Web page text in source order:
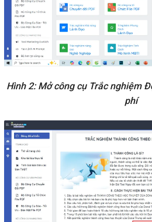
Hình 2: Mở công cụ Trắc nghiệm
phí